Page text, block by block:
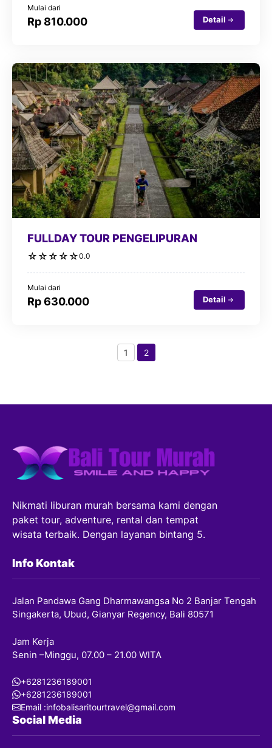
Mulai dari
Rp 810.000 Detail
FULLDAY TOUR PENGELIPURAN
☆ ☆ ☆ ☆ ☆0.0
Mulai dari
Rp 630.000 Detail
Page
1 2
Nikmati liburan murah bersama kami dengan
paket tour, adventure, rental dan tempat
wisata terbaik. Dengan layanan bintang 5.
Info Kontak
Jalan Pandawa Gang Dharmawangsa No 2 Banjar Tengah
Singakerta, Ubud, Gianyar Regency, Bali 80571
Jam Kerja
Senin –Minggu, 07.00 – 21.00 WITA
+6281236189001
+6281236189001
Email :infobalisaritourtravel@gmail.com
Social Media